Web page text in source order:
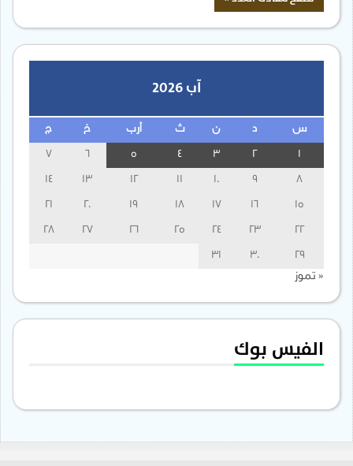
آب 2026
س ن ث أرب خ ج
3
13
14
15
17
18
19
20
23
24
25
27
28
29
30
31
« تموز
الفيس بوك